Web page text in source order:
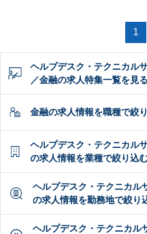
1
ヘルプデスク・テクニカル
／金融の求人特集一覧を見る
金融の求人情報を職種で絞
ヘルプデスク・テクニカル
の求人情報を業種で絞り込
ヘルプデスク・テクニカル
の求人情報を勤務地で絞り
ヘルプデスク・テクニカル